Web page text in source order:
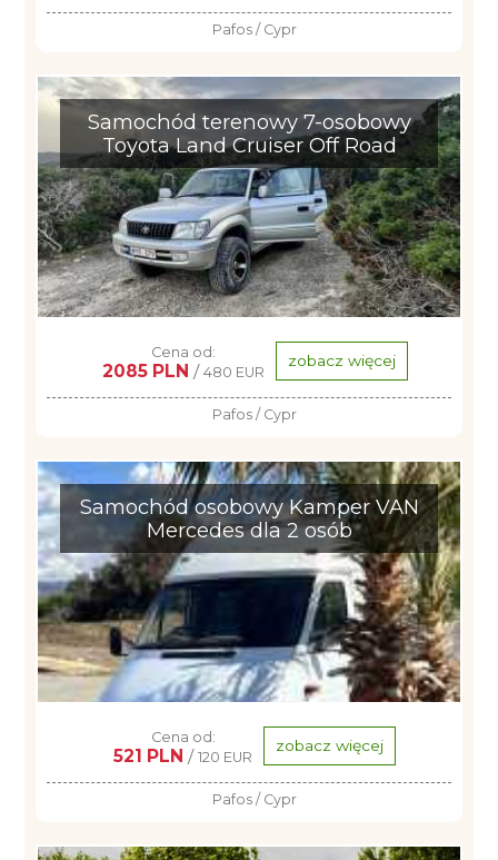
Pafos / Cypr
Samochód terenowy 7-osobowy
Toyota Land Cruiser Off Road
Cena od:
2085 PLN / 480 EUR
zobacz więcej
Pafos / Cypr
Samochód osobowy Kamper VAN
Mercedes dla 2 osób
Cena od:
521 PLN / 120 EUR
zobacz więcej
Pafos / Cypr